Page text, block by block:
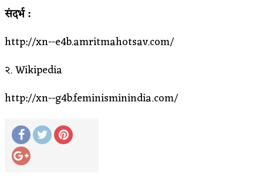
संदर्भ :
http://xn--e4b.amritmahotsav.com/
२. Wikipedia
http://xn--g4b.feminisminindia.com/